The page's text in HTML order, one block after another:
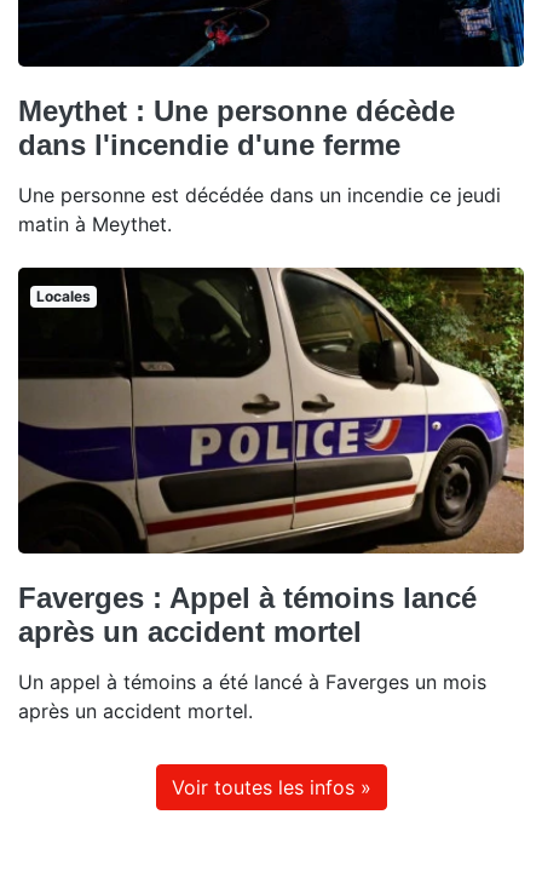
Meythet : Une personne décède
dans l'incendie d'une ferme
Une personne est décédée dans un incendie ce jeudi
matin à Meythet.
Locales
Faverges : Appel à témoins lancé
après un accident mortel
Un appel à témoins a été lancé à Faverges un mois
après un accident mortel.
Voir toutes les infos »